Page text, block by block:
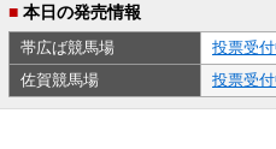
■ 本日の発売情報
帯広ば競馬場 投票受
佐賀競馬場 投票受